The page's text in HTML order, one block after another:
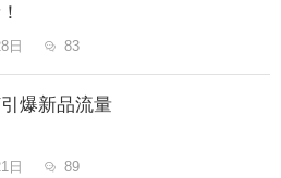
日  83
爆新品流量
日  89